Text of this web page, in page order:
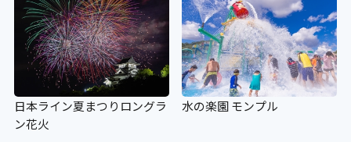
日本ライン夏まつりロングラ
ン花火
水の楽園 モンプル